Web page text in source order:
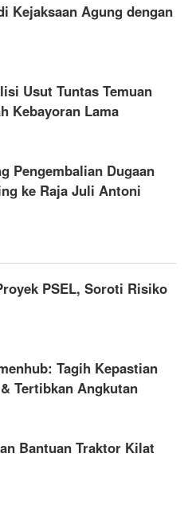
Kejaksaan Agung dengan
Usut Tuntas Temuan
Kebayoran Lama
Pengembalian Dugaan
ke Raja Juli Antoni
PSEL, Soroti Risiko
Tagih Kepastian
Tertibkan Angkutan
Bantuan Traktor Kilat